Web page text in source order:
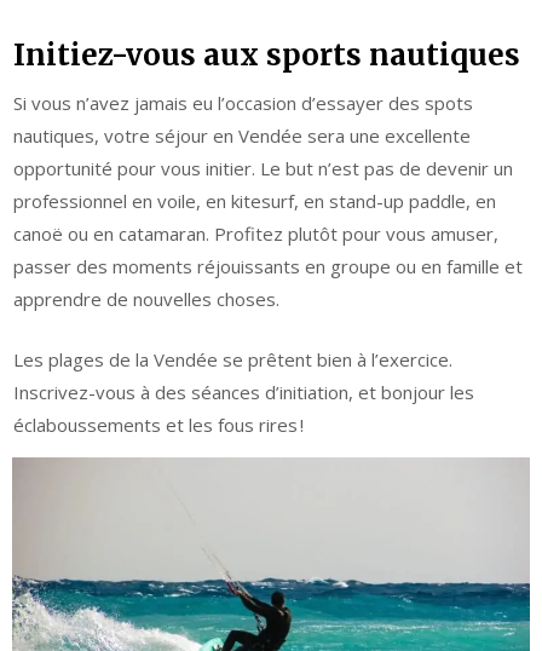
Initiez-vous aux sports nautiques
Si vous n’avez jamais eu l’occasion d’essayer des spots
nautiques, votre séjour en Vendée sera une excellente
opportunité pour vous initier. Le but n’est pas de devenir un
professionnel en voile, en kitesurf, en stand-up paddle, en
canoë ou en catamaran. Profitez plutôt pour vous amuser,
passer des moments réjouissants en groupe ou en famille et
apprendre de nouvelles choses.
Les plages de la Vendée se prêtent bien à l’exercice.
Inscrivez-vous à des séances d’initiation, et bonjour les
éclaboussements et les fous rires !